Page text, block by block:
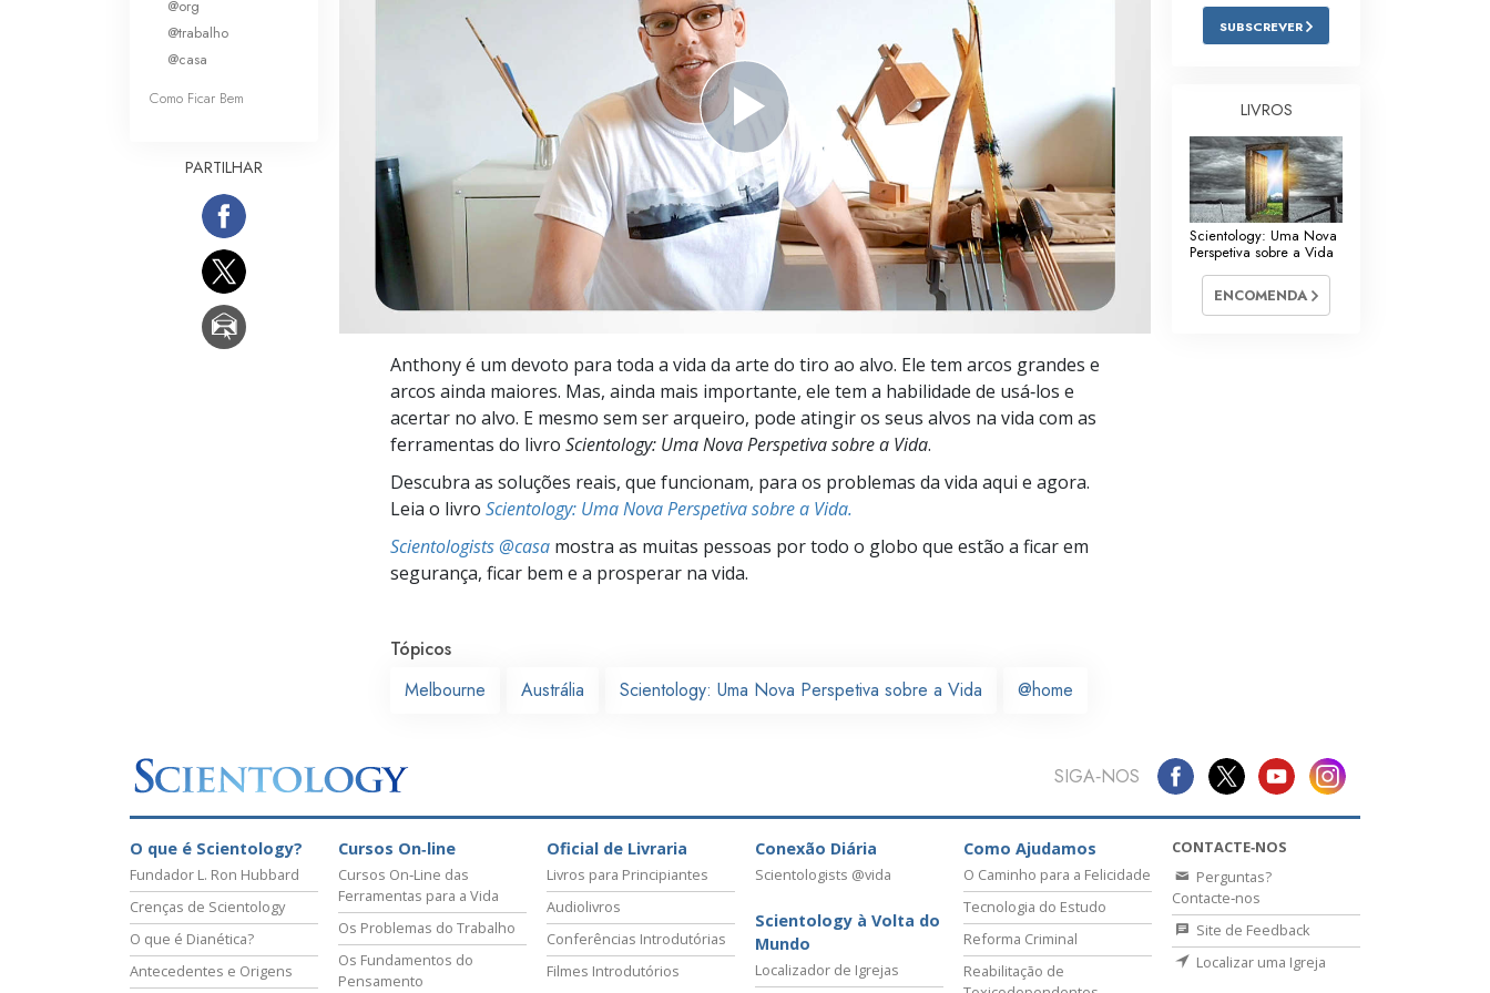
Respostas às Drogas
Ferramentas para o Local do Trabalho
Ética e as Condições
A Causa da Supressão
Investigações
Bases da Organização
Fundamentos das Relações Públicas
Anthony é um devoto para toda a vida da arte do tiro ao alvo. Ele tem arcos grandes e
arcos ainda maiores. Mas, ainda mais importante, ele tem a habilidade de usá‑los e
acertar no alvo. E mesmo sem ser arqueiro, pode atingir os seus alvos na vida com as
ferramentas do livro Scientology: Uma Nova Perspetiva sobre a Vida.
Descubra as soluções reais, que funcionam, para os problemas da vida aqui e agora.
Leia o livro Scientology: Uma Nova Perspetiva sobre a Vida.
Scientologists @casa mostra as muitas pessoas por todo o globo que estão a ficar em
segurança, ficar bem e a prosperar na vida.
Tópicos
Melbourne
Austrália Scientology: Uma Nova Perspetiva sobre a Vida @home
@org
@trabalho
@casa
Como Ficar Bem
PARTILHAR
SUBSCREVER
LIVROS
Scientology: Uma Nova
Perspetiva sobre a Vida
ENCOMENDA
SIGA‑NOS
O que é Scientology?
Fundador L. Ron Hubbard
Crenças de Scientology
O que é Dianética?
Antecedentes e Origens
Cursos On‑line
Cursos On‑Line das
Ferramentas para a Vida
Os Problemas do Trabalho
Os Fundamentos do
Pensamento
Oficial de Livraria
Livros para Principiantes
Audiolivros
Conferências Introdutórias
Filmes Introdutórios
Conexão Diária
Scientologists @vida
Scientology à Volta do
Mundo
Localizador de Igrejas
Como Ajudamos
O Caminho para a Felicidade
Tecnologia do Estudo
Reforma Criminal
Reabilitação de
CONTACTE‑NOS
Perguntas?
Contacte‑nos
Site de Feedback
Localizar uma Igreja